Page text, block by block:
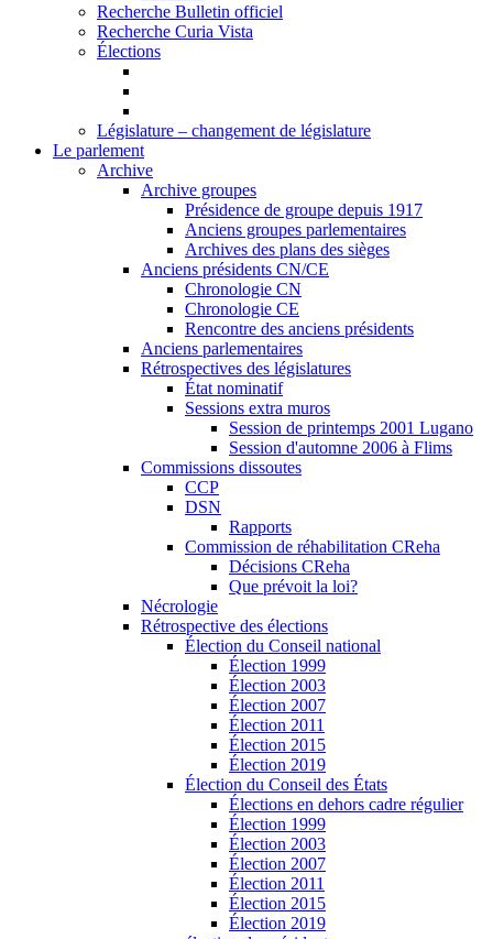
Recherche Bulletin officiel
Recherche Curia Vista
Élections
Législature – changement de législature
Le parlement
Archive
Archive groupes
Présidence de groupe depuis 1917
Anciens groupes parlementaires
Archives des plans des sièges
Anciens présidents CN/CE
Chronologie CN
Chronologie CE
Rencontre des anciens présidents
Anciens parlementaires
Rétrospectives des législatures
État nominatif
Sessions extra muros
Session de printemps 2001 Lugano
Session d'automne 2006 à Flims
Commissions dissoutes
CCP
DSN
Rapports
Commission de réhabilitation CReha
Décisions CReha
Que prévoit la loi?
Nécrologie
Rétrospective des élections
Élection du Conseil national
Élection 1999
Élection 2003
Élection 2007
Élection 2011
Élection 2015
Élection 2019
Élection du Conseil des États
Élections en dehors cadre régulier
Élection 1999
Élection 2003
Élection 2007
Élection 2011
Élection 2015
Élection 2019